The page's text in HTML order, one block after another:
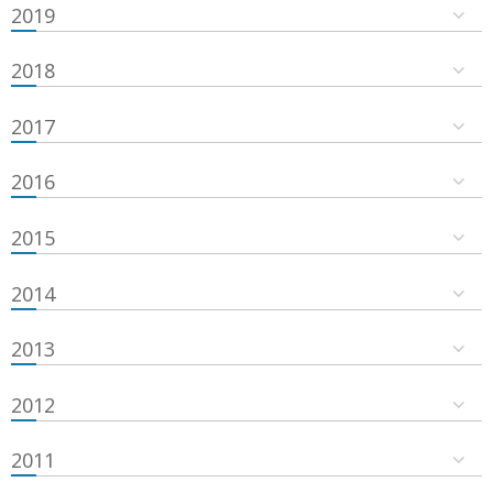
2019
2018
2017
2016
2015
2014
2013
2012
2011